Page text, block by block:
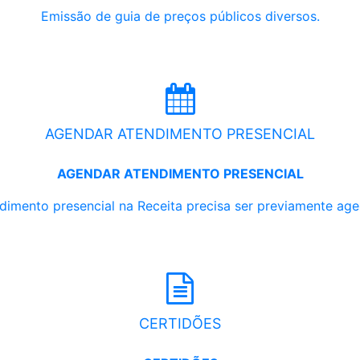
Emissão de guia de preços públicos diversos.
AGENDAR ATENDIMENTO PRESENCIAL
AGENDAR ATENDIMENTO PRESENCIAL
presencial na Receita precisa ser previamente
CERTIDÕES